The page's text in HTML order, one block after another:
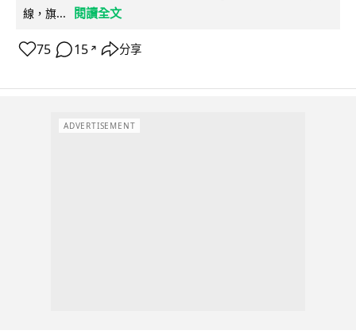
線，旗...
閱讀全文
75 15 ↗ 分享
ADVERTISEMENT